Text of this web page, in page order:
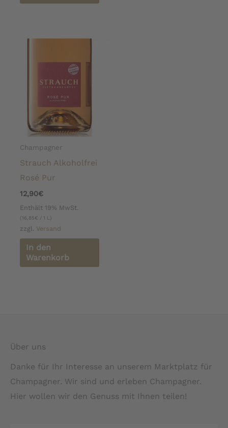
Champagner
Strauch Alkoholfrei
Rosé Pur
12,90€
Enthält 19% MwSt.
(16,85€ / 1 L)
zzgl. Versand
In den
Warenkorb
Über uns
Danke für Ihr Interesse an unserem Marktplatz für
Champagner. Wir sind und erleben Champagner.
Hier wollen wir den Genuss mit Ihnen teilen!